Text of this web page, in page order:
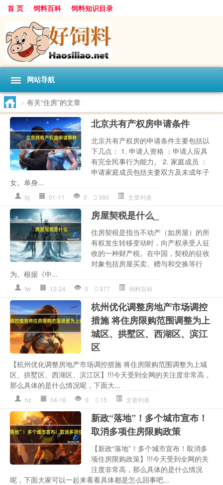
首 页 饲料百科 饲料知识目录
网站导航
> 有关“住房”的文章
北京共有产权房申请条件
北京共有产权房的申请条件主要包括以
下几点： 1. 申请人资格 ：申请人应具
有完全民事行为能力。 2. 家庭成员 ：
申请家庭成员包括夫妻双方及未成年子
女。单身...
bj 01-11 0 360 文章列表
房屋契税是什么_
住房契税是指当不动产（如房屋）的所
有权发生转移变动时，向产权承受人征
收的一种财产税。在中国，契税的征收
对象包括房屋买卖、赠与和交换等行
为。根据《中...
fw 12-24 0 977 饲料百科
杭州优化调整房地产市场调控
措施 将住房限购范围调整为上
城区、拱墅区、西湖区、滨江
区
【杭州优化调整房地产市场调控措施 将住房限购范围调整为上城
区、拱墅区、西湖区、滨江区】!!!今天受到全网的关注度非常高，
那么具体的是什么情况呢，下面大...
hz 04-16 0 15 文章列表
新政“落地”！多个城市宣布！
取消多项住房限购政策
【新政“落地”！多个城市宣布！取消多
项住房限购政策】!!!今天受到全网的关
注度非常高，那么具体的是什么情况
呢，下面大家可以一起来看看具体都是怎么回事吧...